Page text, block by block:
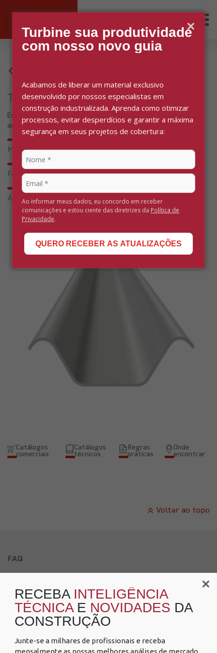
Turbine sua produtividade
com nosso novo guia
Acabamos de liberar um material exclusivo
desenvolvido por nossos especialistas em
construção industrializada. Aprenda como otimizar
processos, evitar desperdícios e garantir a máxima
segurança em seus projetos de cobertura:
Ao informar meus dados, eu concordo em receber
comunicações e estou ciente das diretrizes da Política de
Privacidade.
QUERO RECEBER AS ATUALIZAÇÕES
RECEBA INTELIGÊNCIA
TÉCNICA E NOVIDADES DA
CONSTRUÇÃO
Junte-se a milhares de profissionais e receba
Busca
Catálogos
comerciais
Catálogos
técnicos
Regras
práticas
Onde
encontrar
Telha Terminal - Telha Canalete 49
Essa peça faz o fechamento do telhado promovendo um
acabamento perfeito.
Melhor acabamento
Fácil instalação
Alta performance
FAQ
Política de Cookies
Canal de denúncias
Fale Conosco
Voltar ao topo